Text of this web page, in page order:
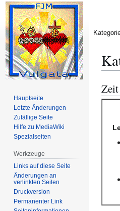
Zur
Zur
Zeit
Hauptseite
Letzte Änderungen
Zufällige Seite
Hilfe zu MediaWiki
Spezialseiten
Werkzeuge
Links auf diese Seite
Änderungen an
verlinkten Seiten
Druckversion
Permanenter Link